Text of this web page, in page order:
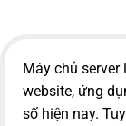
Máy chủ
website, ứng
số hiện nay.